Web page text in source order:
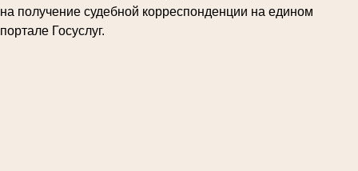
на получение судебной корреспонденции на едином
портале Госуслуг.